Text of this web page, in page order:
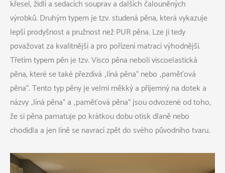
křesel, židlí a sedacích souprav a dalších čalouněných
výrobků. Druhým typem je tzv. studená pěna, která vykazuje
lepší prodyšnost a pružnost než PUR pěna. Lze ji tedy
považovat za kvalitnější a pro pořízení matrací výhodnější.
Třetím typem pěn je tzv. Visco pěna neboli viscoelastická
pěna, které se také přezdívá „líná pěna“ nebo „paměťová
pěna“. Tento typ pěny je velmi měkký a příjemný na dotek a
názvy „líná pěna“ a „paměťová pěna“ jsou odvozené od toho,
že si pěna pamatuje po krátkou dobu otisk dlaně nebo
chodidla a jen líně se navrací zpět do svého původního tvaru.